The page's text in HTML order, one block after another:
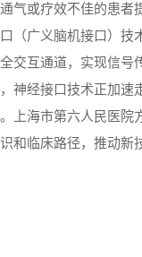
气或疗效不佳的患者
（广义脑机接口）技
交互通道，实现信号
神经接口技术正加速
上海市第六人民医院
和临床路径，推动新